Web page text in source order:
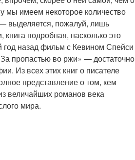
мы имеем некоторое количество
выделяется, пожалуй, лишь
подробная, насколько это
назад фильм с Кевином Спейси
пропастью во ржи» — достаточно
Из всех этих книг о писателе
представление о том, кем
величайших романов века
мира.